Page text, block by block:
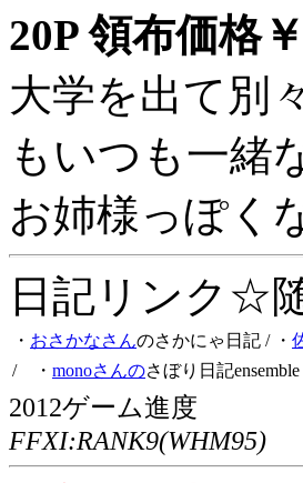
20P 領布価格
大学を出て別
もいつも一緒
お姉様っぽく
日記リンク☆
・ おさかなさんのさかにゃ日記 / ・
/ ・ monoさんのさぼり日記ensemble
2012ゲーム進度
FFXI:RANK9(WHM95)